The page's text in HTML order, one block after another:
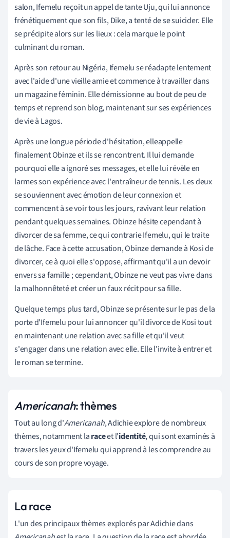
salon, Ifemelu reçoit un appel de tante Uju, qui lui annonce
frénétiquement que son fils, Dike, a tenté de se suicider. Elle
se précipite alors sur les lieux : cela marque le point
culminant du roman.
Après son retour au Nigéria, Ifemelu se réadapte lentement
avec l'aide d'une vieille amie et commence à travailler dans
un magazine féminin. Elle démissionne au bout de peu de
temps et reprend son blog, maintenant sur ses expériences
de vie à Lagos.
Après une longue période d'hésitation, elleappelle
finalement Obinze et ils se rencontrent. Il lui demande
pourquoi elle a ignoré ses messages, et elle lui révèle en
larmes son expérience avec l'entraîneur de tennis. Les deux
se souviennent avec émotion de leur connexion et
commencent à se voir tous les jours, ravivant leur relation
pendant quelques semaines. Obinze hésite cependant à
divorcer de sa femme, ce qui contrarie Ifemelu, qui le traite
de lâche. Face à cette accusation, Obinze demande à Kosi de
divorcer, ce à quoi elle s'oppose, affirmant qu'il a un devoir
envers sa famille ; cependant, Obinze ne veut pas vivre dans
la malhonnêteté et créer un faux récit pour sa fille.
Quelque temps plus tard, Obinze se présente sur le pas de la
porte d'Ifemelu pour lui annoncer qu'il divorce de Kosi tout
en maintenant une relation avec sa fille et qu'il veut
s'engager dans une relation avec elle. Elle l'invite à entrer et
le roman se termine.
Americanah: thèmes
Tout au long d'Americanah, Adichie explore de nombreux
thèmes, notamment laraceet l'identité,qui sont examinés à
travers les yeux d'Ifemelu qui apprend à les comprendre au
cours de son propre voyage.
La race
L'un des principaux thèmes explorés par Adichie dans